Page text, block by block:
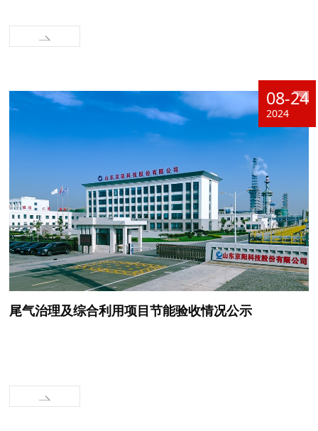
08-24
2024
尾气治理及综合利用项目节能验收情况公示